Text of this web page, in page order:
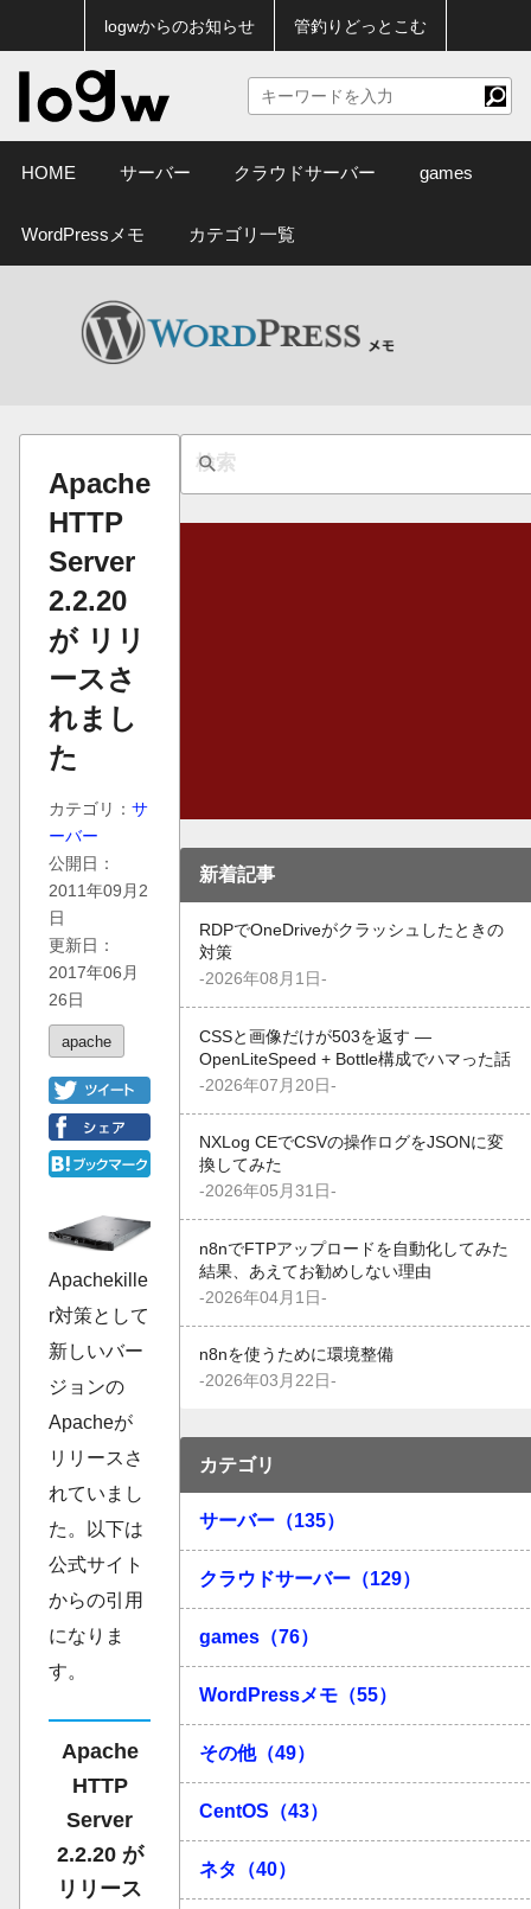
logwからのお知らせ 管釣りどっとこむ
HOME サーバー クラウドサーバー games
WordPressメモ カテゴリ一覧
Apache
HTTP
Server
2.2.20
が リリ
ースさ
れまし
た
カテゴリ： サ
ーバー
公開日：
2011年09月2
日
更新日：
2017年06月
26日
apache
Apachekille
r対策として
新しいバー
ジョンの
Apacheが
リリースさ
れていまし
た。以下は
公式サイト
からの引用
になりま
す。
Apache
HTTP
Server
2.2.20 が
リリース
新着記事
RDPでOneDriveがクラッシュしたときの
対策
-2026年08月1日-
CSSと画像だけが503を返す —
OpenLiteSpeed + Bottle構成でハマった話
-2026年07月20日-
NXLog CEでCSVの操作ログをJSONに変
換してみた
-2026年05月31日-
n8nでFTPアップロードを自動化してみた
結果、あえてお勧めしない理由
-2026年04月1日-
n8nを使うために環境整備
-2026年03月22日-
カテゴリ
サーバー（135）
クラウドサーバー（129）
games（76）
WordPressメモ（55）
その他（49）
CentOS（43）
ネタ（40）